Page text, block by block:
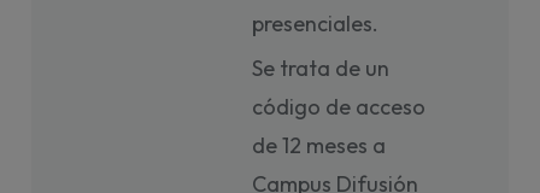
presenciales.
Se trata de un
código de acceso
de 12 meses a
Campus Difusión